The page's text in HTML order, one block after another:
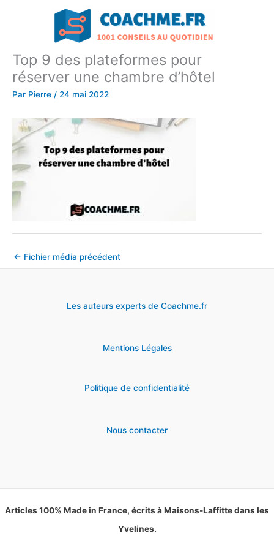
Top 9 des plateformes pour
réserver une chambre d’hôtel
Par Pierre / 24 mai 2022
← Fichier média précédent
Les auteurs experts de Coachme.fr
Mentions Légales
Politique de confidentialité
Nous contacter
Articles 100% Made in France, écrits à Maisons-Laffitte dans les
Yvelines.